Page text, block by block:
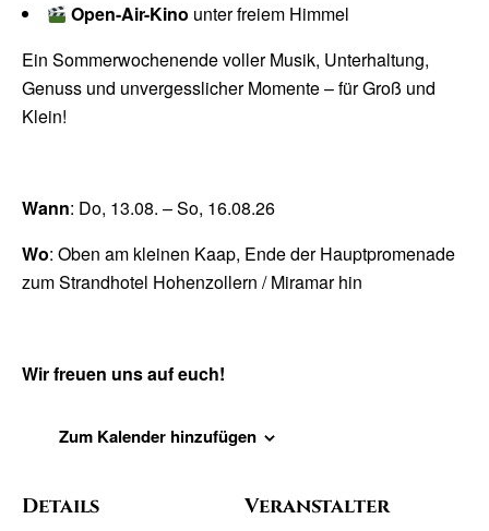
Open-Air-Kino unter freiem Himmel
Ein Sommerwochenende voller Musik, Unterhaltung,
Genuss und unvergesslicher Momente – für Groß und
Klein!
Wann: Do, 13.08. – So, 16.08.26
Wo: Oben am kleinen Kaap, Ende der Hauptpromenade
zum Strandhotel Hohenzollern / Miramar hin
Wir freuen uns auf euch!
Zum Kalender hinzufügen
Details Veranstalter